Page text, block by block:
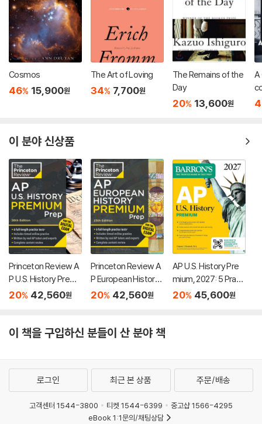
Cosmos
46% 15,900원
The Art of Loving
34% 7,700원
The Remains of the
Day
20% 13,600원
A
이 분야 신상품
Princeton Review A
P U.S. History Premi
um Prep, 26th Editio
line + Content Revie
20% 42,560원
Princeton Review A
P European History
Premium Prep, 25th
ce Online + Content
20% 42,560원
AP U.S. History Pre
mium, 2027: 5 Practi
ce Tests + Compre
20% 45,600원
이 책을 구입하신 분들이 산 분야 책
로그인 최근 본 상품 주문/배송
고객센터 1544-3800 티켓 1544-6399
중고샵 1566-4295
eBook 1:1문의/채팅상담